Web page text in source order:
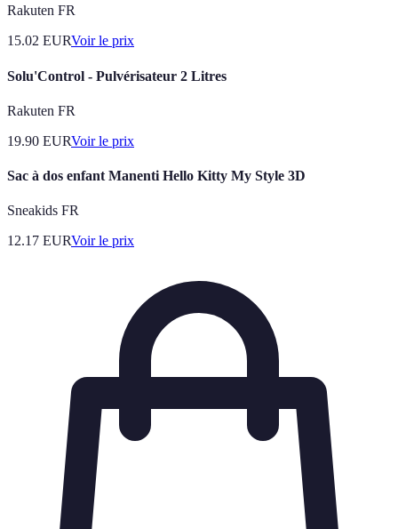
Rakuten FR
15.02 EURVoir le prix
Solu'Control - Pulvérisateur 2 Litres
Rakuten FR
19.90 EURVoir le prix
Sac à dos enfant Manenti Hello Kitty My Style 3D
Sneakids FR
12.17 EURVoir le prix